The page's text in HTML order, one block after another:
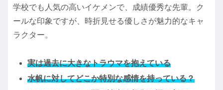
学校でも人気の高いイケメンで、成績優秀な先輩。ク
ールな印象ですが、時折見せる優しさが魅力的なキャ
ラクター。
実は過去に大きなトラウマを抱えている
水帆に対してどこか特別な感情を持っている？